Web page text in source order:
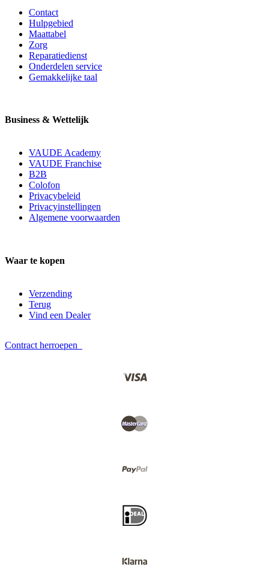
Contact
Hulpgebied
Maattabel
Zorg
Reparatiedienst
Onderdelen service
Gemakkelijke taal
Business & Wettelijk
VAUDE Academy
VAUDE Franchise
B2B
Colofon
Privacybeleid
Privacyinstellingen
Algemene voorwaarden
Waar te kopen
Verzending
Terug
Vind een Dealer
Contract herroepen